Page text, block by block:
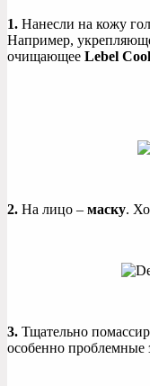
1. Нанесли на кожу
Например,
очищающее Lebel
2. На лицо – маску.
3. Тщательно
особенно проблемные